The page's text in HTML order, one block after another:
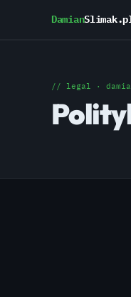
Damian
// legal ·